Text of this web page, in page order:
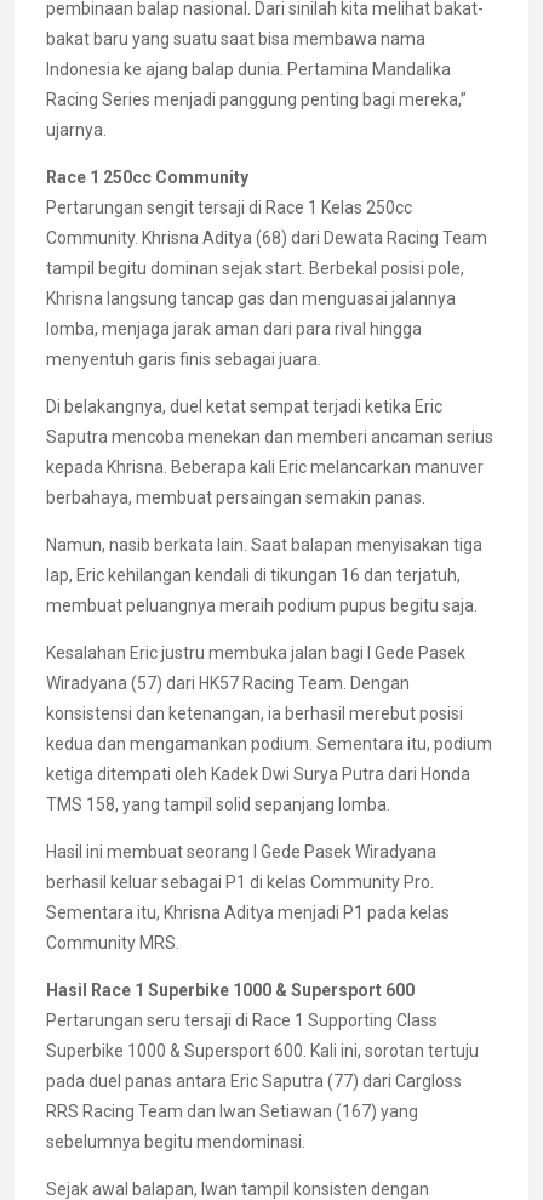
pembinaan balap nasional. Dari sinilah kita melihat bakat-
bakat baru yang suatu saat bisa membawa nama
Indonesia ke ajang balap dunia. Pertamina Mandalika
Racing Series menjadi panggung penting bagi mereka,”
ujarnya.
Race 1 250cc Community
Pertarungan sengit tersaji di Race 1 Kelas 250cc
Community. Khrisna Aditya (68) dari Dewata Racing Team
tampil begitu dominan sejak start. Berbekal posisi pole,
Khrisna langsung tancap gas dan menguasai jalannya
lomba, menjaga jarak aman dari para rival hingga
menyentuh garis finis sebagai juara.
Di belakangnya, duel ketat sempat terjadi ketika Eric
Saputra mencoba menekan dan memberi ancaman serius
kepada Khrisna. Beberapa kali Eric melancarkan manuver
berbahaya, membuat persaingan semakin panas.
Namun, nasib berkata lain. Saat balapan menyisakan tiga
lap, Eric kehilangan kendali di tikungan 16 dan terjatuh,
membuat peluangnya meraih podium pupus begitu saja.
Kesalahan Eric justru membuka jalan bagi I Gede Pasek
Wiradyana (57) dari HK57 Racing Team. Dengan
konsistensi dan ketenangan, ia berhasil merebut posisi
kedua dan mengamankan podium. Sementara itu, podium
ketiga ditempati oleh Kadek Dwi Surya Putra dari Honda
TMS 158, yang tampil solid sepanjang lomba.
Hasil ini membuat seorang I Gede Pasek Wiradyana
berhasil keluar sebagai P1 di kelas Community Pro.
Sementara itu, Khrisna Aditya menjadi P1 pada kelas
Community MRS.
Hasil Race 1 Superbike 1000 & Supersport 600
Pertarungan seru tersaji di Race 1 Supporting Class
Superbike 1000 & Supersport 600. Kali ini, sorotan tertuju
pada duel panas antara Eric Saputra (77) dari Cargloss
RRS Racing Team dan Iwan Setiawan (167) yang
sebelumnya begitu mendominasi.
Sejak awal balapan, Iwan tampil konsisten dengan